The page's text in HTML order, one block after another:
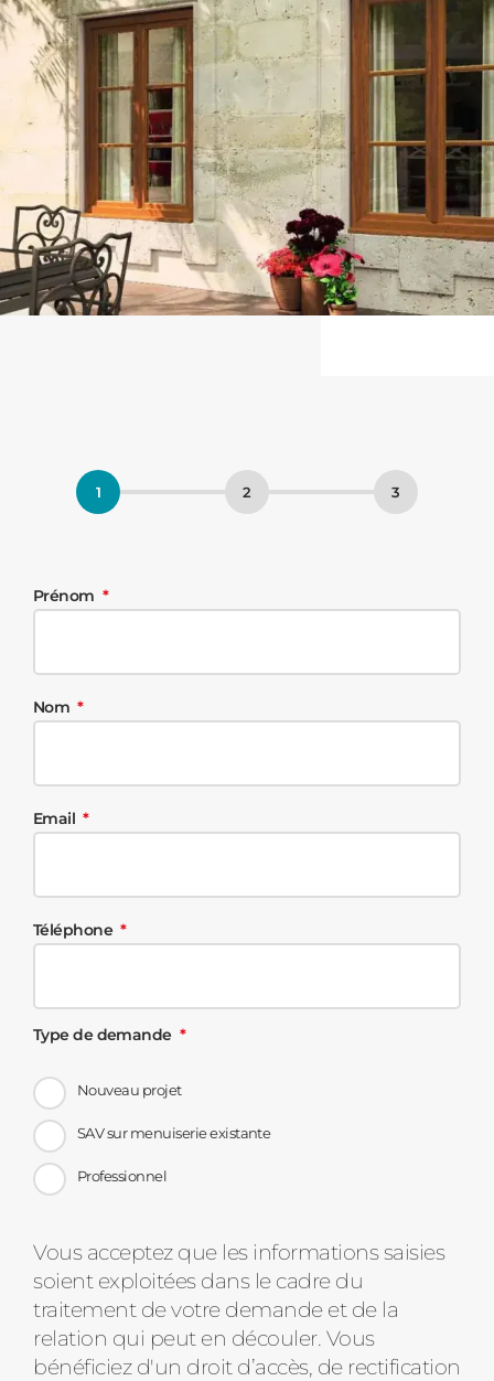
Prénom
Nom
Email
Téléphone
Type de demande
Nouveau projet
SAV sur menuiserie existante
Professionnel
Message
d'état
Vous acceptez que les informations saisies
soient exploitées dans le cadre du
traitement de votre demande et de la
relation qui peut en découler. Vous
bénéficiez d'un droit d’accès, de rectification